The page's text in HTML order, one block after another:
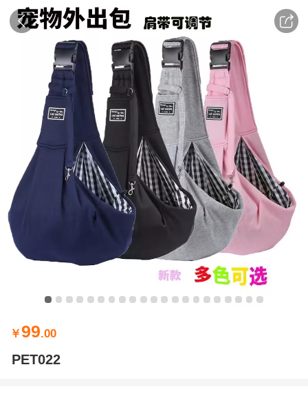
￥99.00
PET022